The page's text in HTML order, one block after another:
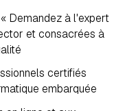
Demandez à l'expert
et consacrées à
certifiés
embarquée